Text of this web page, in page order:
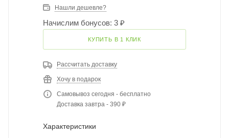
Нашли дешевле?
Начислим бонусов: 3 ₽
КУПИТЬ В 1 КЛИК
Рассчитать доставку
Хочу в подарок
Самовывоз сегодня - бесплатно
Доставка завтра - 390 ₽
Характеристики